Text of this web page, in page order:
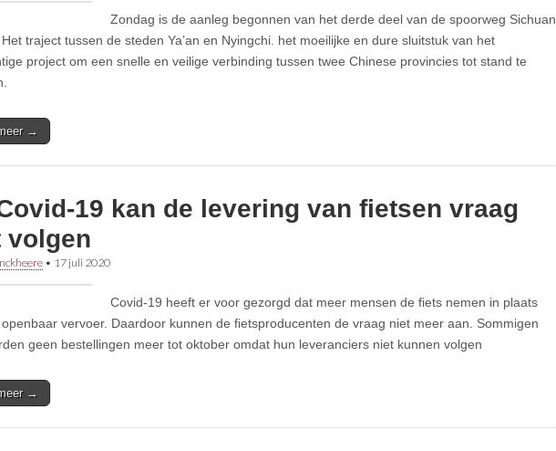
Zondag is de aanleg begonnen van het derde deel van de spoorweg Sichuan
traject tussen de steden Ya’an en Nyingchi. het moeilijke en dure sluitstuk van het
project om een snelle en veilige verbinding tussen twee Chinese provincies tot stand te
→
19 kan de levering van fietsen vraag
volgen
• 17 juli 2020
Covid-19 heeft er voor gezorgd dat meer mensen de fiets nemen in plaats
vervoer. Daardoor kunnen de fietsproducenten de vraag niet meer aan. Sommigen
geen bestellingen meer tot oktober omdat hun leveranciers niet kunnen volgen
→